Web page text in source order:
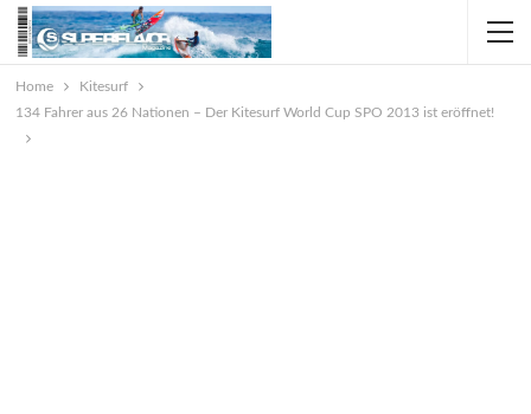
Home
Kitesurf
134 Fahrer aus 26 Nationen – Der Kitesurf World Cup SPO 2013 ist eröffnet!